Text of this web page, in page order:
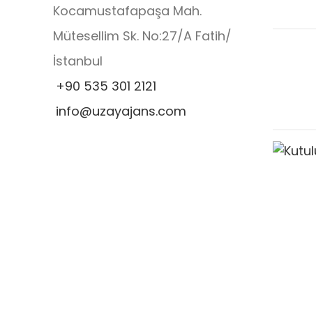
Kocamustafapaşa Mah.
Mütesellim Sk. No:27/A Fatih/
İstanbul
+90 535 301 2121
info@uzayajans.com